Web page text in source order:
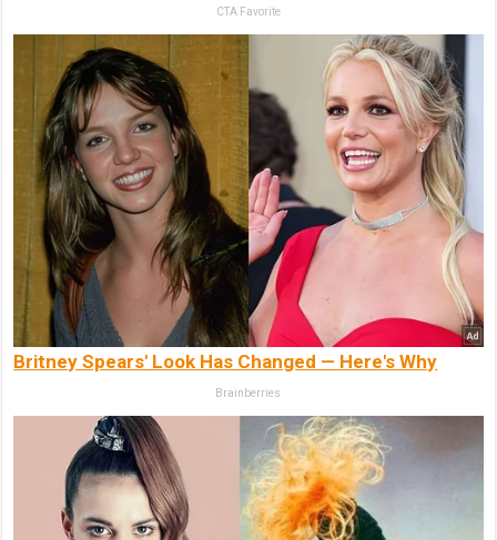
CTA Favorite
Britney Spears' Look Has Changed — Here's Why
Brainberries